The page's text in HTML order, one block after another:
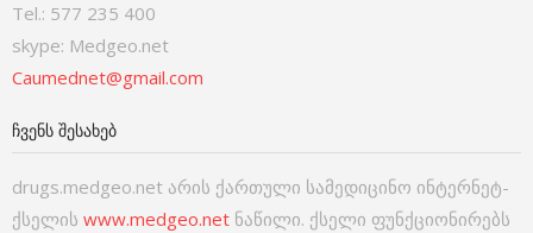
Tel.: 577 235 400
skype: Medgeo.net
Caumednet@gmail.com
ᲩᲕᲔᲜᲡ ᲨᲔᲡᲐᲮᲔᲑ
drugs.medgeo.net არის ქართული სამედიცინო ინტერნეტ-
ქსელის www.medgeo.net ნაწილი. ქსელი ფუნქციონირებს